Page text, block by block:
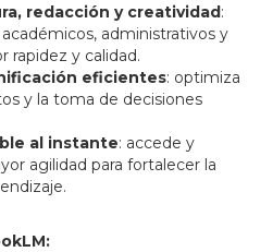
redacción y creatividad:
administrativos y
rapidez y calidad.
eficientes: optimiza
y la toma de decisiones
al instante: accede y
agilidad para fortalecer la